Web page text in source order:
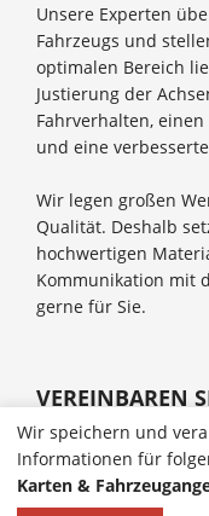
Unsere Experten
Fahrzeugs und
optimalen Bereich
Justierung der
Fahrverhalten,
und eine
Wir legen großen
Qualität. Deshalb
hochwertigen
Kommunikation mit
gerne für Sie.
VEREINBAREN
TERMIN BEI
ACHSEN
JUSTIEREN.
Wir speichern und
Informationen für
Karten &